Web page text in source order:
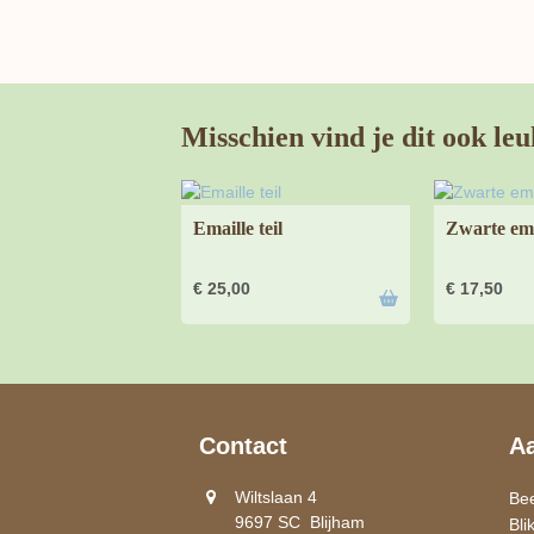
Misschien vind je dit ook
Emaille teil
€ 25,00
Zwarte
€ 17,50
Contact
Wiltslaan 4
9697 SC Blijham